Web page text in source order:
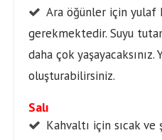
Ara öğünler için
gerekmektedir. Suyu
daha çok
oluşturabilirsiniz.
Salı
Kahvaltı için sıcak